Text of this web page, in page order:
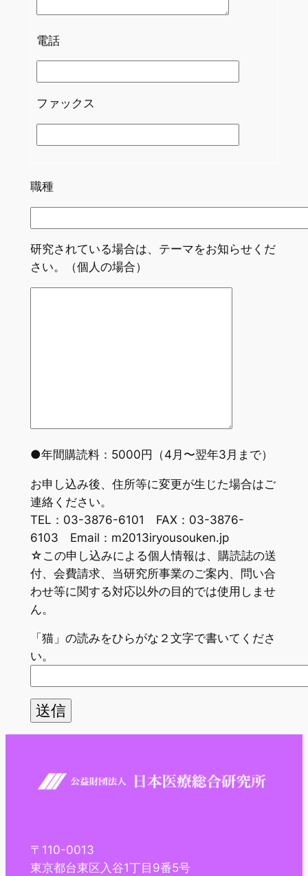
電話
ファックス
職種
研究されている場合は、テーマをお知らせくだ
さい。（個人の場合）
●年間購読料：5000円（4月〜翌年3月まで）
お申し込み後、住所等に変更が生じた場合はご
連絡ください。
TEL：03-3876-6101 FAX：03-3876-
6103 Email：m2013iryousouken.jp
☆この申し込みによる個人情報は、購読誌の送
付、会費請求、当研究所事業のご案内、問い合
わせ等に関する対応以外の目的では使用しませ
ん。
「猫」の読みをひらがな２文字で書いてくださ
い。
〒110-0013
東京都台東区入谷1丁目9番5号